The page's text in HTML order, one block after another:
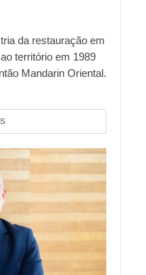
da restauração em
território em 1989
Mandarin Oriental.